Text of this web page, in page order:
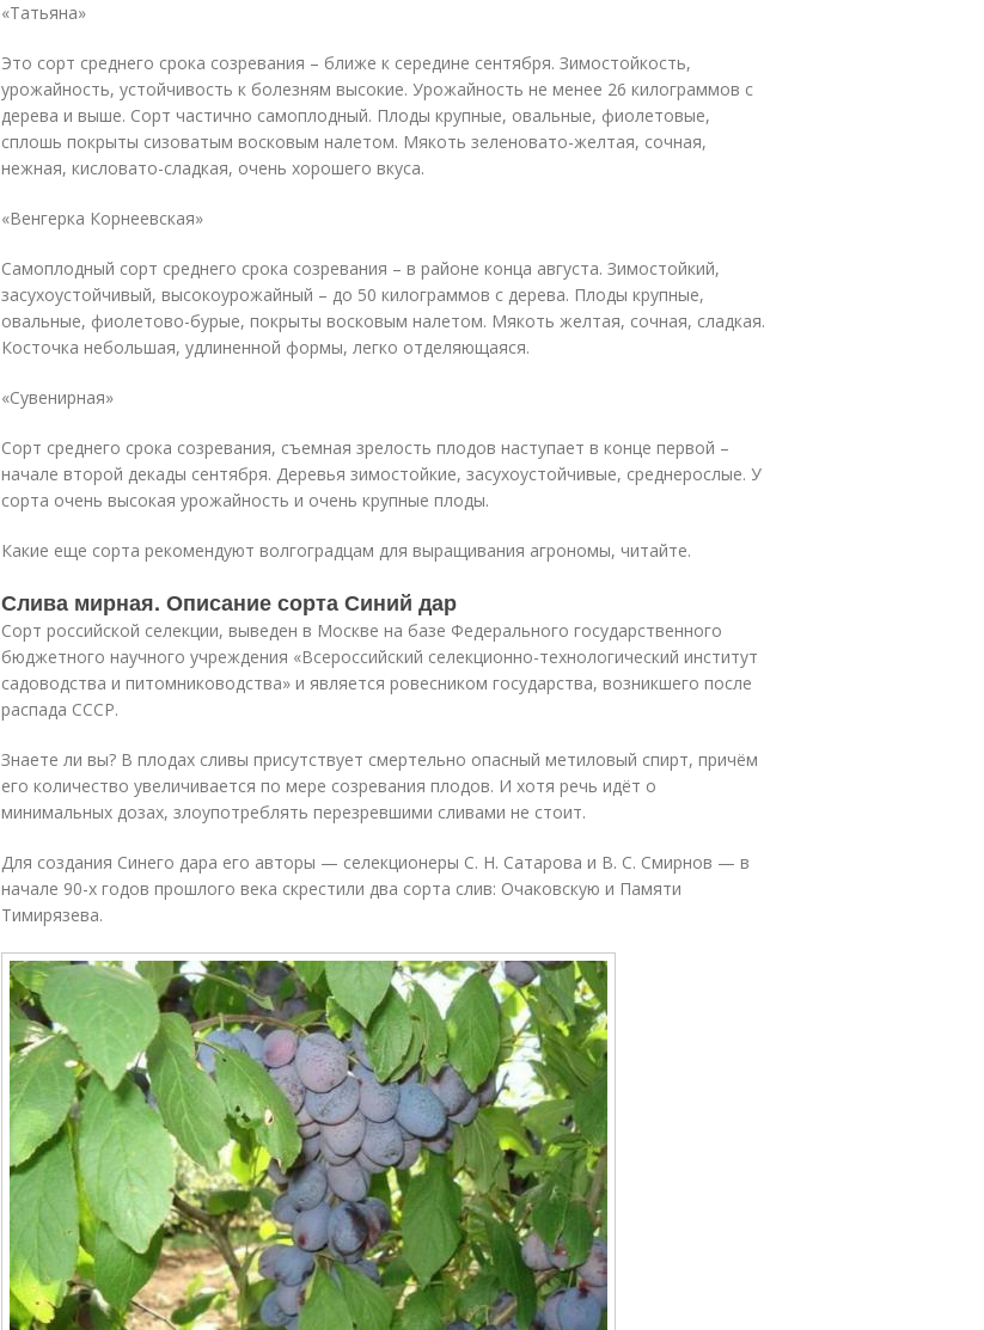
«Татьяна»
Это сорт среднего срока созревания – ближе к середине сентября. Зимостойкость,
урожайность, устойчивость к болезням высокие. Урожайность не менее 26 килограммов с
дерева и выше. Сорт частично самоплодный. Плоды крупные, овальные, фиолетовые,
сплошь покрыты сизоватым восковым налетом. Мякоть зеленовато-желтая, сочная,
нежная, кисловато-сладкая, очень хорошего вкуса.
«Венгерка Корнеевская»
Самоплодный сорт среднего срока созревания – в районе конца августа. Зимостойкий,
засухо­устойчивый, высокоурожайный – до 50 килограммов с дерева. Плоды крупные,
овальные, фиолетово-бурые, покрыты восковым налетом. Мякоть желтая, сочная, сладкая.
Косточка небольшая, удлиненной формы, легко отделяющаяся.
«Сувенирная»
Сорт среднего срока созревания, съемная зрелость плодов наступает в конце первой –
начале второй декады сентября. Деревья зимостойкие, засухоустойчивые, среднерослые. У
сорта очень высокая урожайность и очень крупные плоды.
Какие еще сорта рекомендуют волгоградцам для выращивания агрономы, читайте.
Слива мирная. Описание сорта Синий дар
Сорт российской селекции, выведен в Москве на базе Федерального государственного
бюджетного научного учреждения «Всероссийский селекционно-технологический институт
садоводства и питомниководства» и является ровесником государства, возникшего после
распада СССР.
Знаете ли вы? В плодах сливы присутствует смертельно опасный метиловый спирт, причём
его количество увеличивается по мере созревания плодов. И хотя речь идёт о
минимальных дозах, злоупотреблять перезревшими сливами не стоит.
Для создания Синего дара его авторы — селекционеры С. Н. Сатарова и В. С. Смирнов — в
начале 90-х годов прошлого века скрестили два сорта слив: Очаковскую и Памяти
Тимирязева.